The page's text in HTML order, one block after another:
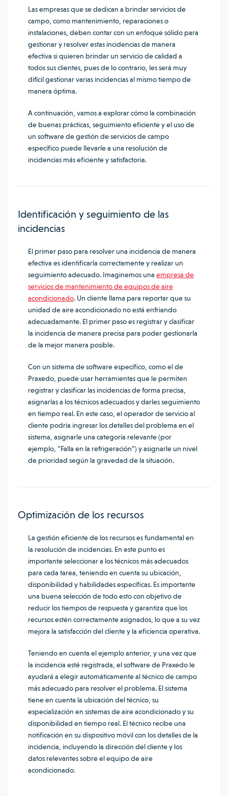
Las empresas que se dedican a brindar servicios de
campo, como mantenimiento, reparaciones o
instalaciones, deben contar con un enfoque sólido para
gestionar y resolver estas incidencias de manera
efectiva si quieren brindar un servicio de calidad a
todos sus clientes, pues de lo contrario, les será muy
difícil gestionar varias incidencias al mismo tiempo de
manera óptima.
A continuación, vamos a explorar cómo la combinación
de buenas prácticas, seguimiento eficiente y el uso de
un software de gestión de servicios de campo
específico puede llevarle a una resolución de
incidencias más eficiente y satisfactoria.
Identificación y seguimiento de las
incidencias
El primer paso para resolver una incidencia de manera
efectiva es identificarla correctamente y realizar un
seguimiento adecuado. Imaginemos una empresa de
servicios de mantenimiento de equipos de aire
acondicionado. Un cliente llama para reportar que su
unidad de aire acondicionado no está enfriando
adecuadamente. El primer paso es registrar y clasificar
la incidencia de manera precisa para poder gestionarla
de la mejor manera posible.
Con un sistema de software específico, como el de
Praxedo, puede usar herramientas que le permiten
registrar y clasificar las incidencias de forma precisa,
asignarlas a los técnicos adecuados y darles seguimiento
en tiempo real. En este caso, el operador de servicio al
cliente podría ingresar los detalles del problema en el
sistema, asignarle una categoría relevante (por
ejemplo, “Falla en la refrigeración”) y asignarle un nivel
de prioridad según la gravedad de la situación.
Optimización de los recursos
La gestión eficiente de los recursos es fundamental en
la resolución de incidencias. En este punto es
importante seleccionar a los técnicos más adecuados
para cada tarea, teniendo en cuenta su ubicación,
disponibilidad y habilidades específicas. Es importante
una buena selección de todo esto con objetivo de
reducir los tiempos de respuesta y garantiza que los
recursos estén correctamente asignados, lo que a su vez
mejora la satisfacción del cliente y la eficiencia operativa.
Teniendo en cuenta el ejemplo anterior, y una vez que
la incidencia esté registrada, el software de Praxedo le
ayudará a elegir automáticamente al técnico de campo
más adecuado para resolver el problema. El sistema
tiene en cuenta la ubicación del técnico, su
especialización en sistemas de aire acondicionado y su
disponibilidad en tiempo real. El técnico recibe una
notificación en su dispositivo móvil con los detalles de la
incidencia, incluyendo la dirección del cliente y los
datos relevantes sobre el equipo de aire
acondicionado.